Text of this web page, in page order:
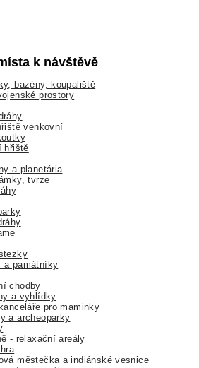
k návštěvě
bazény, koupaliště
prostory
venkovní
hřiště
a planetária
tvrze
a památníky
chodby
a vyhlídky
pro maminky
a archeoparky
- relaxační areály
městečka a indiánské vesnice